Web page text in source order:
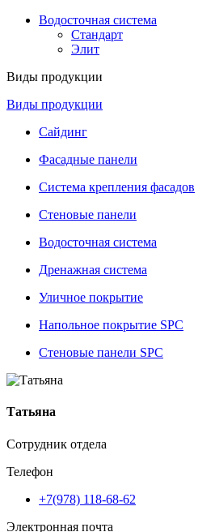
Водосточная система
Стандарт
Элит
Виды продукции
Виды продукции
Сайдинг
Фасадные панели
Система крепления фасадов
Стеновые панели
Водосточная система
Дренажная система
Уличное покрытие
Напольное покрытие SPC
Стеновые панели SPC
Татьяна
Сотрудник отдела
Телефон
+7(978) 118-68-62
Электронная почта